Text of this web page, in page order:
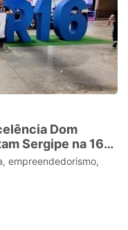
Dom
Sergipe na 16ª
empreendedorismo,